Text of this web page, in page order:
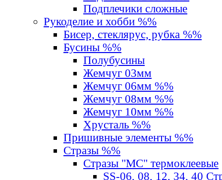
Подплечики сложные
Рукоделие и хобби %%
Бисер, стеклярус, рубка %%
Бусины %%
Полубусины
Жемчуг 03мм
Жемчуг 06мм %%
Жемчуг 08мм %%
Жемчуг 10мм %%
Хрусталь %%
Пришивные элементы %%
Стразы %%
Стразы "MС" термоклеевые
SS-06, 08, 12, 34, 40